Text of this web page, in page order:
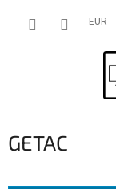
EUR
GETAC